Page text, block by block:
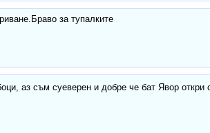
за тупалките
аз съм суеверен и добре че бат Явор